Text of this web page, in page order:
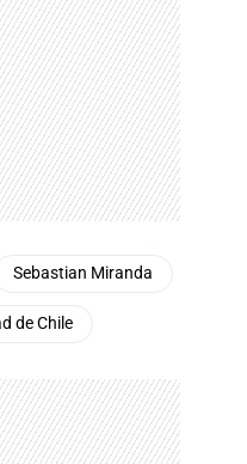
Sebastian Miranda
de Chile